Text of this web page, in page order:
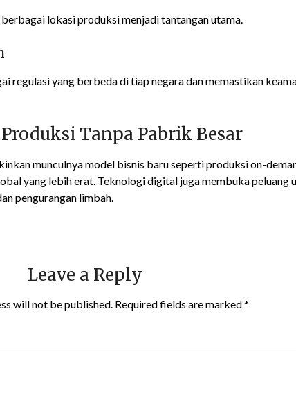
lokasi produksi menjadi tantangan utama.
regulasi yang berbeda di tiap negara dan memastikan
Tanpa Pabrik Besar
munculnya model bisnis baru seperti produksi on-
yang lebih erat. Teknologi digital juga membuka peluang
pengurangan limbah.
Leave a Reply
will not be published. Required fields are marked*